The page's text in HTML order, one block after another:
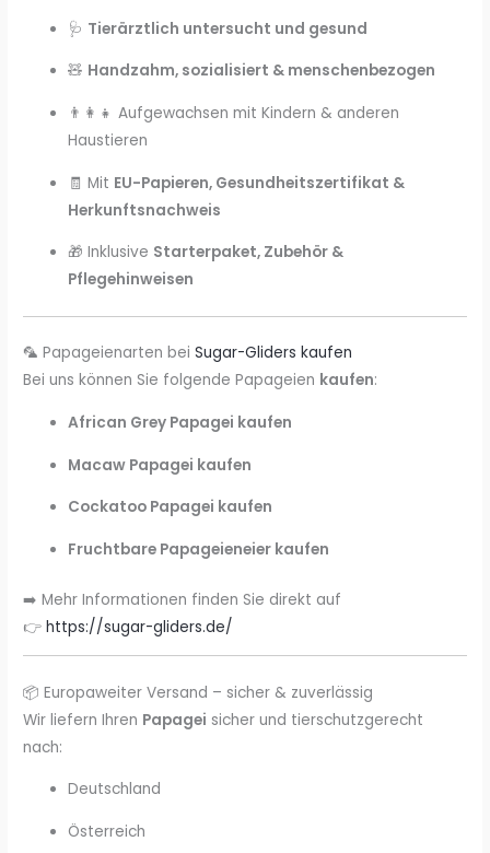
🩺 Tierärztlich untersucht und gesund
🧸 Handzahm, sozialisiert & menschenbezogen
👨‍👩‍👧 Aufgewachsen mit Kindern & anderen
Haustieren
🧾 Mit EU-Papieren, Gesundheitszertifikat &
Herkunftsnachweis
🎁 Inklusive Starterpaket, Zubehör &
Pflegehinweisen
🦜 Papageienarten beiSugar-Gliders kaufen
Bei uns können Sie folgende Papageien kaufen:
African Grey Papagei kaufen
Macaw Papagei kaufen
Cockatoo Papagei kaufen
Fruchtbare Papageieneier kaufen
➡️ Mehr Informationen finden Sie direkt auf
👉https://sugar-gliders.de/
📦 Europaweiter Versand – sicher & zuverlässig
Wir liefern Ihren Papagei sicher und tierschutzgerecht
nach:
Deutschland
Österreich